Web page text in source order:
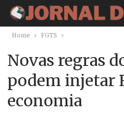
Home FGTS
Novas regras
podem injetar
economia